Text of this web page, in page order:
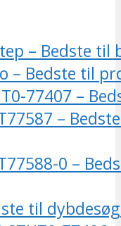
– Bedste til
– Bedste til
77407 –
–
0 –
til